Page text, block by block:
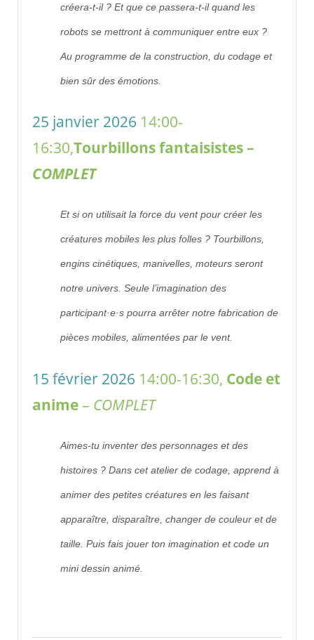
créera-t-il ? Et que ce passera-t-il quand les
robots se mettront à communiquer entre eux ?
Au programme de la construction, du codage et
bien sûr des émotions.
25 janvier 2026 14:00-
16:30,Tourbillons fantaisistes –
COMPLET
Et si on utilisait la force du vent pour créer les
créatures mobiles les plus folles ? Tourbillons,
engins cinétiques, manivelles, moteurs seront
notre univers. Seule l’imagination des
participant·e·s pourra arrêter notre fabrication de
pièces mobiles, alimentées par le vent.
15 février 2026 14:00-16:30, Code et
anime– COMPLET
Aimes-tu inventer des personnages et des
histoires ? Dans cet atelier de codage, apprend à
animer des petites créatures en les faisant
apparaître, disparaître, changer de couleur et de
taille. Puis fais jouer ton imagination et code un
mini dessin animé.